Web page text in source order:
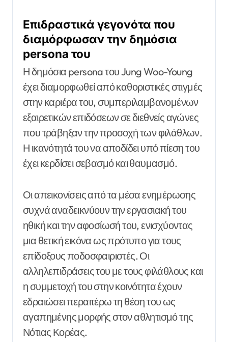
Επιδραστικά γεγονότα που
διαμόρφωσαν την δημόσια
persona του
Η δημόσια persona του Jung Woo-Young
έχει διαμορφωθεί από καθοριστικές στιγμές
στην καριέρα του, συμπεριλαμβανομένων
εξαιρετικών επιδόσεων σε διεθνείς αγώνες
που τράβηξαν την προσοχή των φιλάθλων.
Η ικανότητά του να αποδίδει υπό πίεση του
έχει κερδίσει σεβασμό και θαυμασμό.
Οι απεικονίσεις από τα μέσα ενημέρωσης
συχνά αναδεικνύουν την εργασιακή του
ηθική και την αφοσίωσή του, ενισχύοντας
μια θετική εικόνα ως πρότυπο για τους
επίδοξους ποδοσφαιριστές. Οι
αλληλεπιδράσεις του με τους φιλάθλους και
η συμμετοχή του στην κοινότητα έχουν
εδραιώσει περαιτέρω τη θέση του ως
αγαπημένης μορφής στον αθλητισμό της
Νότιας Κορέας.